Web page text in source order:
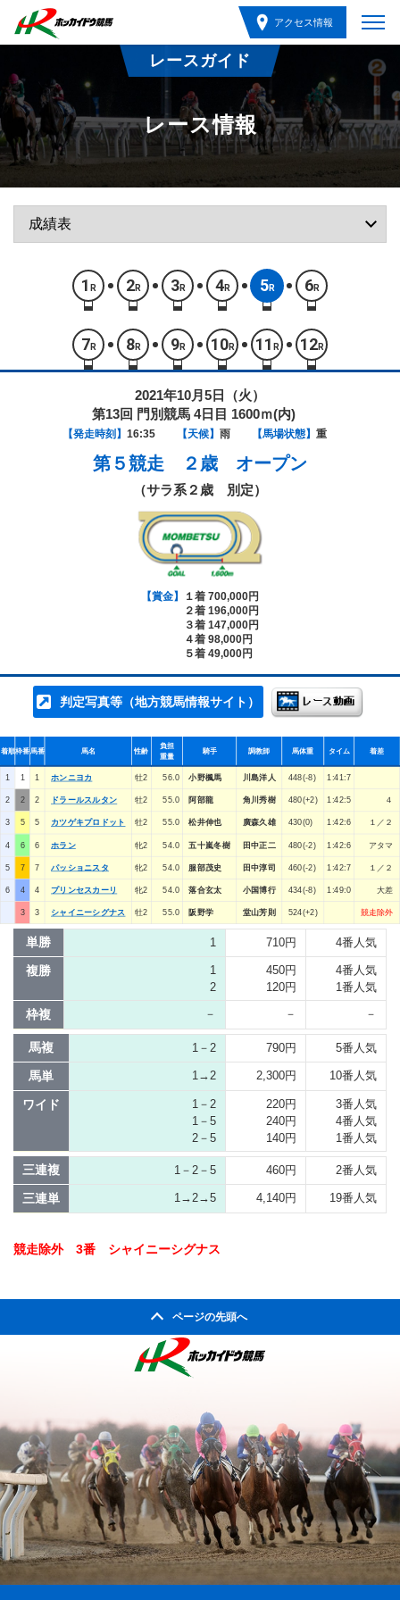
アクセス情報
レースガイド
レース情報
1 R 2R 3R 4R 5R 6R
7 R 8R 9R 10R 11 R 12R
2021年10月5日（火）
第13回 門別競馬 4日目 1600ｍ(内)
【発走時刻】 16:35 【天候】 雨 【馬場状態】 重
第５競走 ２歳 オープン
（サラ系２歳 別定）
【賞金】
１着 700,000円
２着 196,000円
３着 147,000円
４着 98,000円
５着 49,000円
判定写真等（地方競馬情報サイト）
着順枠番馬番 馬名 性齢
負担
重量
騎手 調教師 馬体重 タイム 着差
1 1 1 ホンニヨカ 牡2 56.0 小野楓馬 川島洋人 448(-8) 1:41:7
2 2 2 ドラールスルタン 牡2 55.0 阿部龍 角川秀樹 480(+2) 1:42:5 ４
3 5 5 カツゲキプロドット 牡2 55.0 松井伸也 廣森久雄 430(0) 1:42:6 １／２
4 6 6 ホラン 牝2 54.0 五十嵐冬樹 田中正二 480(-2) 1:42:6 アタマ
5 7 7 パッショニスタ 牝2 54.0 服部茂史 田中淳司 460(-2) 1:42:7 １／２
6 4 4 プリンセスカーリ 牝2 54.0 落合玄太 小国博行 434(-8) 1:49:0 大差
3 3 シャイニーシグナス 牡2 55.0 阪野学 堂山芳則 524(+2) 競走除外
単勝 1 710円 4番人気
複勝
1
2
450円
120円
4番人気
1番人気
枠複 － － －
馬複 1－2 790円 5番人気
馬単 1→2 2,300円 10番人気
ワイド
1－2
1－5
2－5
220円
240円
140円
3番人気
4番人気
1番人気
三連複 1－2－5 460円 2番人気
三連単 1→2→5 4,140円 19番人気
競走除外 3番 シャイニーシグナス
ページの先頭へ